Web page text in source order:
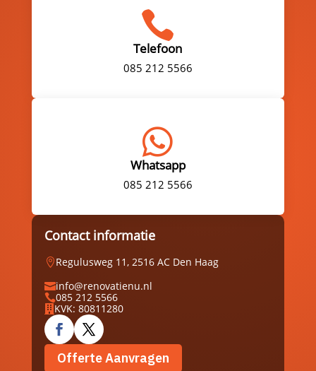

Telefoon
085 212 5566

Whatsapp
085 212 5566
Contact informatie
Regulusweg 11, 2516 AC Den Haag
info@renovatienu.nl
085 212 5566
 KVK: 80811280
Offerte Aanvragen